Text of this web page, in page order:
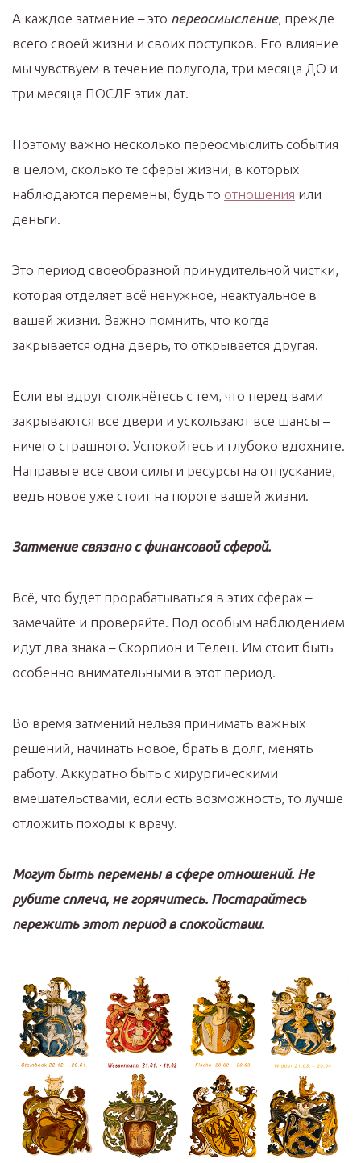
А каждое затмение – это переосмысление, прежде
всего своей жизни и своих поступков. Его влияние
мы чувствуем в течение полугода, три месяца ДО и
три месяца ПОСЛЕ этих дат.
Поэтому важно несколько переосмыслить события
в целом, сколько те сферы жизни, в которых
наблюдаются перемены, будь то отношения или
деньги.
Это период своеобразной принудительной чистки,
которая отделяет всё ненужное, неактуальное в
вашей жизни. Важно помнить, что когда
закрывается одна дверь, то открывается другая.
Если вы вдруг столкнётесь с тем, что перед вами
закрываются все двери и ускользают все шансы –
ничего страшного. Успокойтесь и глубоко вдохните.
Направьте все свои силы и ресурсы на отпускание,
ведь новое уже стоит на пороге вашей жизни.
Затмение связано с финансовой сферой.
Всё, что будет прорабатываться в этих сферах –
замечайте и проверяйте. Под особым наблюдением
идут два знака – Скорпион и Телец. Им стоит быть
особенно внимательными в этот период.
Во время затмений нельзя принимать важных
решений, начинать новое, брать в долг, менять
работу. Аккуратно быть с хирургическими
вмешательствами, если есть возможность, то лучше
отложить походы к врачу.
Могут быть перемены в сфере отношений. Не
рубите сплеча, не горячитесь. Постарайтесь
пережить этот период в спокойствии.